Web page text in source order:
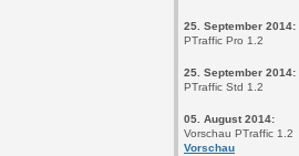
25. September 2014:
PTraffic Pro 1.2
25. September 2014:
PTraffic Std 1.2
05. August 2014:
Vorschau PTraffic 1.2
Vorschau